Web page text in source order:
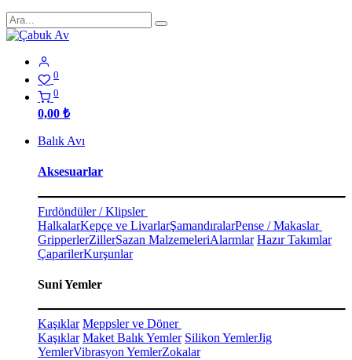
0
0
0,00 ₺
Balık Avı
Aksesuarlar
Fırdöndüler / Klipsler
HalkalarKepçe ve LivarlarŞamandıralarPense / Makaslar
GripperlerZillerSazan MalzemeleriAlarmlar Hazır Takımlar
ÇaparilerKurşunlar
Suni Yemler
Kaşıklar Meppsler ve Döner
Kaşıklar Maket Balık Yemler Silikon YemlerJig
YemlerVibrasyon YemlerZokalar